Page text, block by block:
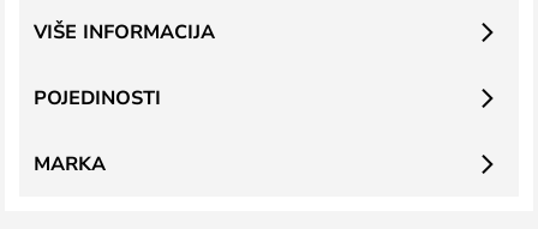
POJEDINOSTI
VIŠE INFORMACIJA
MARKA